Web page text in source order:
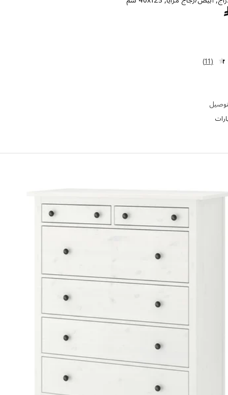
السعر ﷼ 699
مراجعة: 4.4 من أصل 5 نجوم. إجمالي المراجعات:(11)